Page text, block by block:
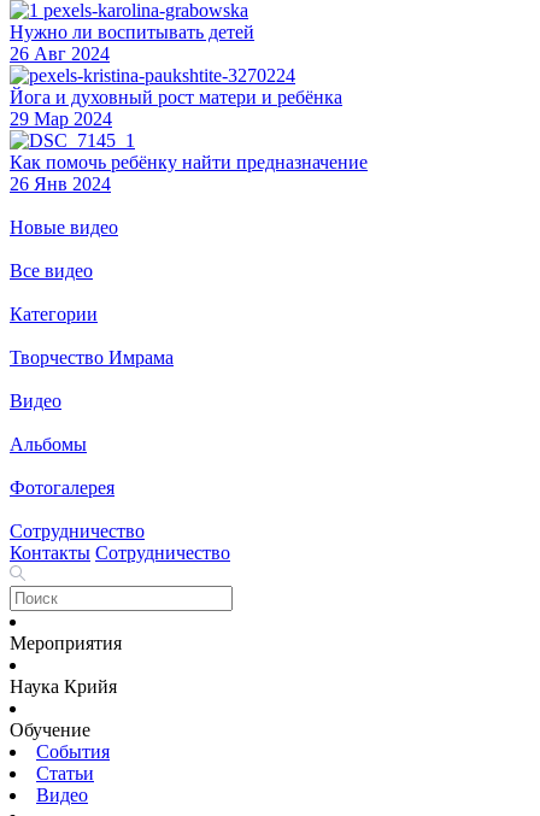
Нужно ли воспитывать детей
26 Авг 2024
Йога и духовный рост матери и ребёнка
29 Мар 2024
Как помочь ребёнку найти предназначение
26 Янв 2024
Новые видео
Все видео
Категории
Творчество Имрама
Видео
Альбомы
Фотогалерея
Сотрудничество
Контакты Сотрудничество
Мероприятия
Наука Крийя
Обучение
События
Статьи
Видео